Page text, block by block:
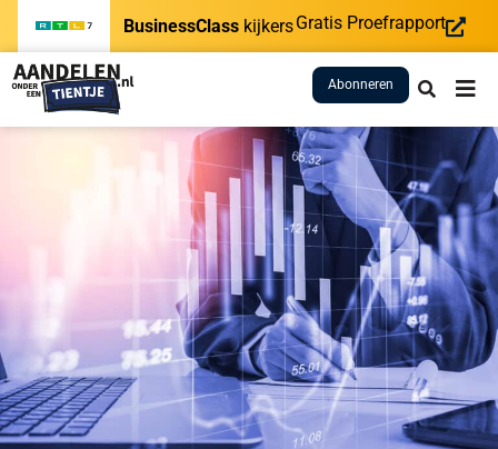
BusinessClass kijkersGratis Proefrapport
Abonneren